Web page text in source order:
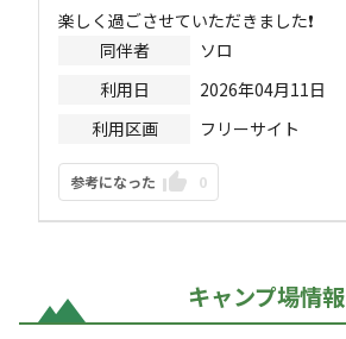
同伴者
ソロ
利用日
2026年04月11日
利用区画
フリーサイト
参考になった 0
キャンプ場情報